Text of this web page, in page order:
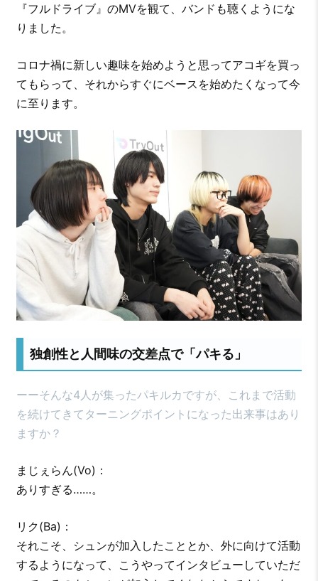
『フルドライブ』のMVを観て、バンドも聴くようにな
りました。
コロナ禍に新しい趣味を始めようと思ってアコギを買っ
てもらって、それからすぐにベースを始めたくなって今
に至ります。
独創性と人間味の交差点で「パキる」
ーーそんな4人が集ったパキルカですが、これまで活動
を続けてきてターニングポイントになった出来事はあり
ますか？
まじぇらん(Vo)：
ありすぎる……。
リク(Ba)：
それこそ、シュンが加入したこととか、外に向けて活動
するようになって、こうやってインタビューしていただ